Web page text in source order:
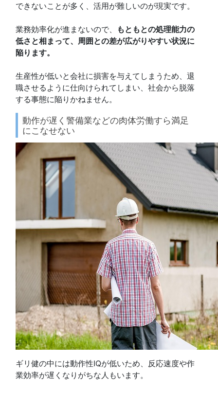
できないことが多く、活用が難しいのが現実です。
業務効率化が進まないので、
もともとの処理能力の
低さと相まって、周囲との差が広がりやすい状況に
陥ります。
生産性が低いと会社に損害を与えてしまうため、退
職させるように仕向けられてしまい、社会から脱落
する事態に陥りかねません。
動作が遅く警備業などの肉体労働すら満足
にこなせない
ギリ健の中には動作性IQが低いため、反応速度や作
業効率が遅くなりがちな人もいます。